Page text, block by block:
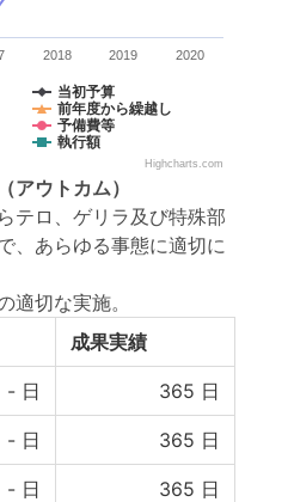
当初予算
前年度から繰越し
予備費等
執行額
2018 2019 2020
Highcharts.com
（アウトカム）
テロ、ゲリラ及び特殊部
、あらゆる事態に適切に
適切な実施。
成果実績
- 日 365 日
- 日 365 日
- 日 365 日